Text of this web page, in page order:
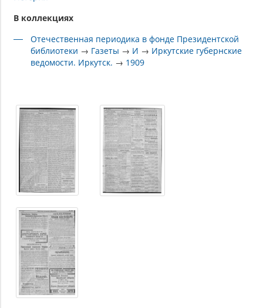
В коллекциях
Отечественная периодика в фонде Президентской
библиотеки → Газеты → И → Иркутские губернские
ведомости. Иркутск. → 1909